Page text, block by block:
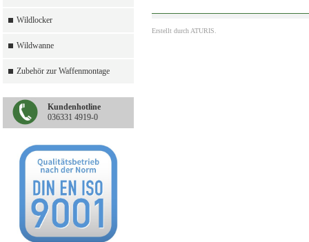
Wildlocker
Wildwanne
Zubehör zur Waffenmontage
Kundenhotline
036331 4919-0
Erstellt durch ATURIS.